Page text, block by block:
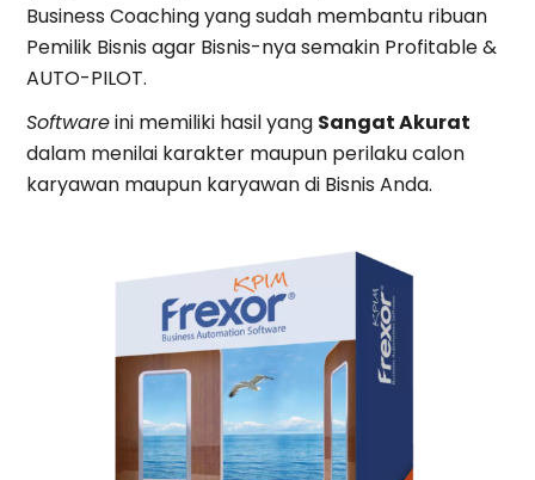
Business Coaching yang sudah membantu ribuan
Pemilik Bisnis agar Bisnis-nya semakin Profitable &
AUTO-PILOT.
Softwareini memiliki hasil yang Sangat Akurat
dalam menilai karakter maupun perilaku calon
karyawan maupun karyawan di Bisnis Anda.